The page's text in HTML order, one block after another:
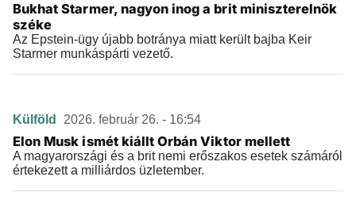
Bukhat Starmer, nagyon inog a brit miniszterelnök
széke
Az Epstein-ügy újabb botránya miatt került bajba Keir
Starmer munkáspárti vezető.
Külföld 2026. február 26. - 16:54
Elon Musk ismét kiállt Orbán Viktor mellett
A magyarországi és a brit nemi erőszakos esetek számáról
értekezett a milliárdos üzletember.